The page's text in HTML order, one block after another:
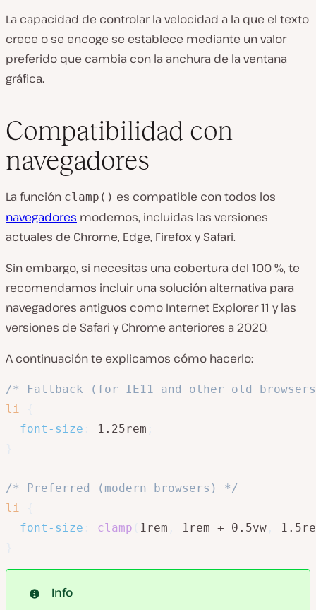
La capacidad de controlar la velocidad a la que el texto
crece o se encoge se establece mediante un valor
preferido que cambia con la anchura de la ventana
gráfica.
Compatibilidad con
navegadores
La función clamp() es compatible con todos los
navegadores modernos, incluidas las versiones
actuales de Chrome, Edge, Firefox y Safari.
Sin embargo, si necesitas una cobertura del 100 %, te
recomendamos incluir una solución alternativa para
navegadores antiguos como Internet Explorer 11 y las
versiones de Safari y Chrome anteriores a 2020.
A continuación te explicamos cómo hacerlo:
/* Fallback (for IE11 and other old
li
font-size
1.25rem
/* Preferred (modern browsers) */
li
font-size
clamp 1rem 1rem + 0.5vw
Info